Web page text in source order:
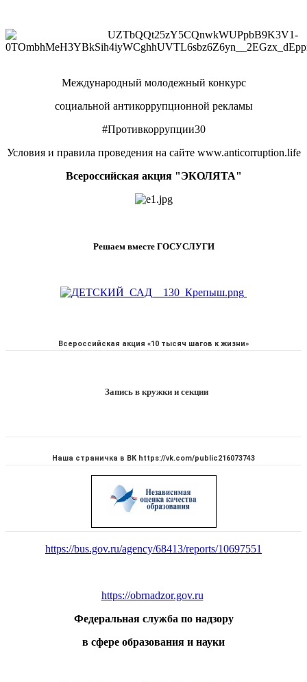
Международный молодежный конкурс
социальной антикоррупционной рекламы
#Противкоррупции30
Условия и правила проведения на сайте www.anticorruption.life
Всероссийская акция "ЭКОЛЯТА"
Решаем вместе ГОСУСЛУГИ
Всероссийская акция «10 тысяч шагов к жизни»
Запись в кружки и секции
Наша страничка в ВК https://vk.com/public216073743
https://bus.gov.ru/agency/68413/reports/10697551
https://obrnadzor.gov.ru
Федеральная служба по надзору
в сфере образования и науки